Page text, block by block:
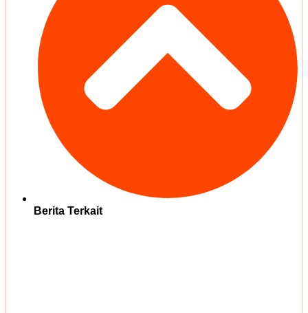
Berita Terkait